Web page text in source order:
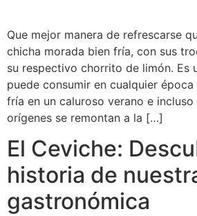
Que mejor manera de refrescarse
chicha morada bien fría, con sus
su respectivo chorrito de limón. Es
puede consumir en cualquier
fría en un caluroso verano e incluso
orígenes se remontan a la […]
El Ceviche:
historia de
gastronómica